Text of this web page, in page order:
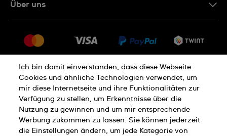
Rückgaberecht
Verkaufs- und Lieferbedingungen
Vertrag widerrufen
Über uns
Jobs
Datenschutzerklärung Cookies Hinweis
Ich bin damit einverstanden, dass diese Webseite
Cookies und ähnliche Technologien verwendet, um
mir diese Internetseite und ihre Funktionalitäten zur
Verfügung zu stellen, um Erkenntnisse über die
Nutzung zu gewinnen und um mir entsprechende
Werbung zukommen zu lassen. Sie können jederzeit
die Einstellungen ändern, um jede Kategorie von